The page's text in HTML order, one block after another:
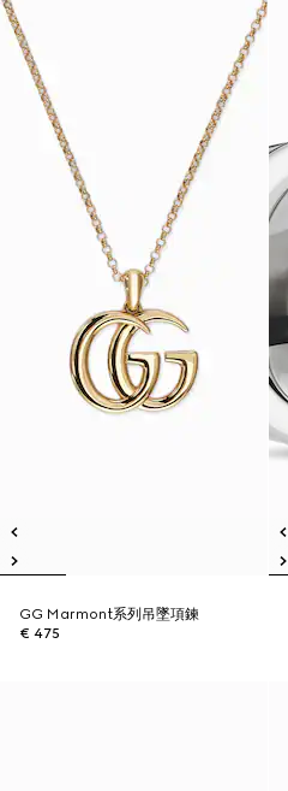
GG Marmont系列吊墜項鍊
€ 475